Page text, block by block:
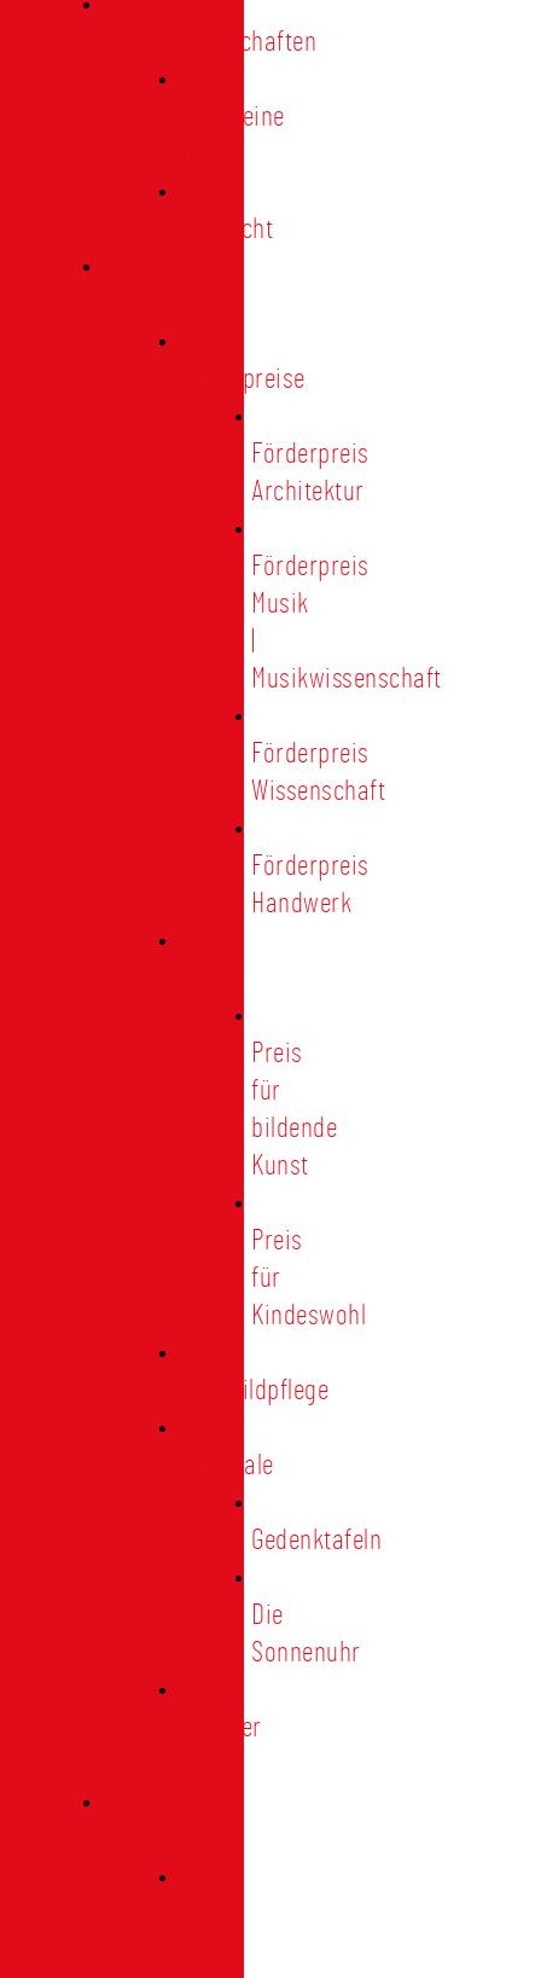
Tischgemeinschaften
Allgemeine
Übersicht
Förderpreise
Förderpreis
Architektur
Förderpreis
Musik
Musikwissenschaft
Förderpreis
Wissenschaft
Förderpreis
Handwerk
Preis
für
bildende
Kunst
Preis
für
Kindeswohl
Stadtbildpflege
Denkmale
Gedenktafeln
Die
Sonnenuhr
Ratinger